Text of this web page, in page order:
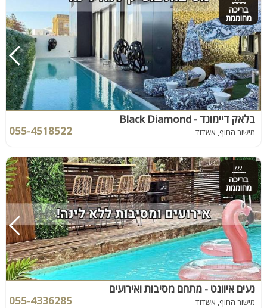
בריכה
מחוממת
בלאק דיימונד - Black Diamond
מישור החוף, אשדוד 055-4518522
בריכה
מחוממת
נעים איוונט - מתחם מסיבות ואירועים
מישור החוף, אשדוד 055-4336285